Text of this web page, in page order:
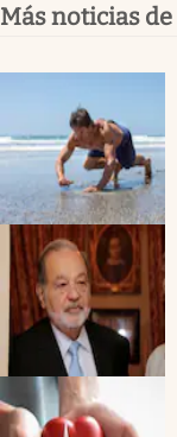
Más noticias de